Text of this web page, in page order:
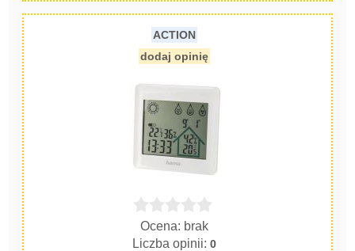
ACTION
dodaj opinię
Ocena: brak
Liczba opinii:0